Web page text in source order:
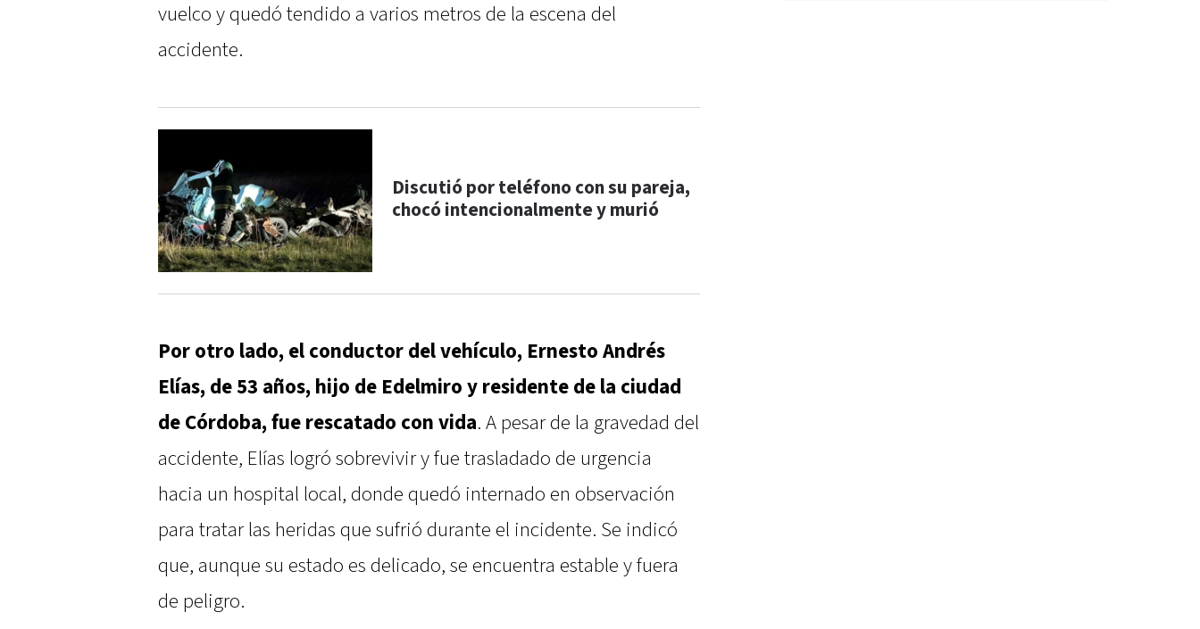
vuelco y quedó tendido a varios metros de la escena del
accidente.
Discutió por teléfono con su pareja,
chocó intencionalmente y murió
Por otro lado, el conductor del vehículo, Ernesto Andrés
Elías, de 53 años, hijo de Edelmiro y residente de la ciudad
de Córdoba, fue rescatado con vida. A pesar de la gravedad del
accidente, Elías logró sobrevivir y fue trasladado de urgencia
hacia un hospital local, donde quedó internado en observación
para tratar las heridas que sufrió durante el incidente. Se indicó
que, aunque su estado es delicado, se encuentra estable y fuera
de peligro.